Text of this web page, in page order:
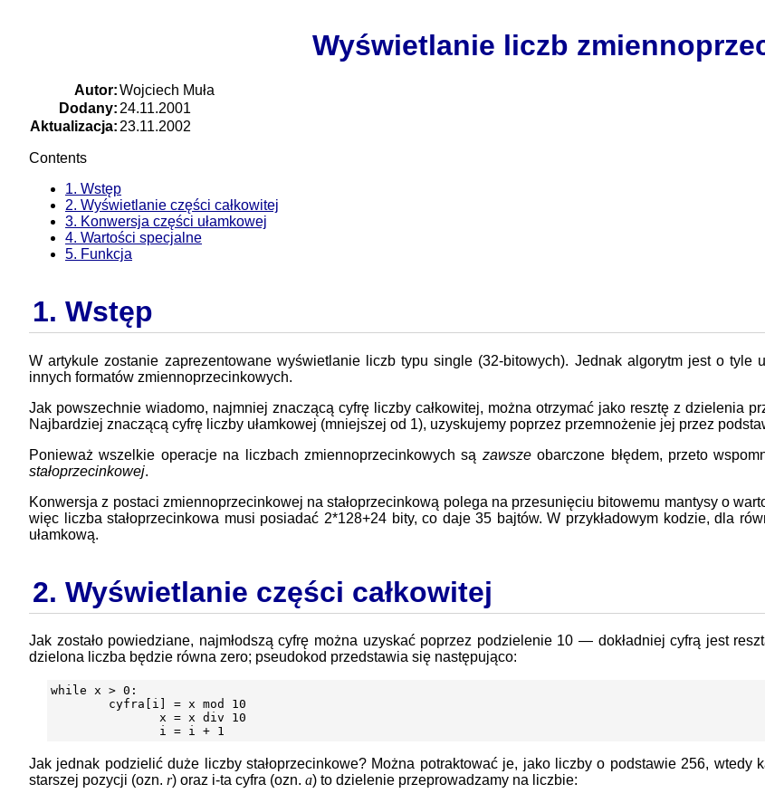
Wyświetlanie liczb
Autor:Wojciech Muła
Dodany:24.11.2001
Aktualizacja:23.11.2002
Contents
1. Wstęp
2. Wyświetlanie części całkowitej
3. Konwersja części ułamkowej
4. Wartości specjalne
5. Funkcja
1. Wstęp
W artykule zostanie zaprezentowane wyświetlanie liczb typu single (32-bitowych). Jednak algorytm jest o
innych formatów zmiennoprzecinkowych.
Jak powszechnie wiadomo, najmniej znaczącą cyfrę liczby całkowitej, można otrzymać jako resztę z dzielenia
Najbardziej znaczącą cyfrę liczby ułamkowej (mniejszej od 1), uzyskujemy poprzez przemnożenie jej przez
Ponieważ wszelkie operacje na liczbach zmiennoprzecinkowych są zawszeobarczone błędem, przeto
stałoprzecinkowej.
Konwersja z postaci zmiennoprzecinkowej na stałoprzecinkową polega na przesunięciu bitowemu mantysy o
więc liczba stałoprzecinkowa musi posiadać 2*128+24 bity, co daje 35 bajtów. W przykładowym kodzie, dla
ułamkową.
2. Wyświetlanie części całkowitej
Jak zostało powiedziane, najmłodszą cyfrę można uzyskać poprzez podzielenie 10 — dokładniej cyfrą jest
dzielona liczba będzie równa zero; pseudokod przedstawia się następująco:
while x > 0:
        cyfra[i] = x mod 10
               x = x div 10
Jak jednak podzielić duże liczby stałoprzecinkowe? Można potraktować je, jako liczby o podstawie 256,
starszej pozycji (ozn. r) oraz i-ta cyfra (ozn. a) to dzielenie przeprowadzamy na liczbie: